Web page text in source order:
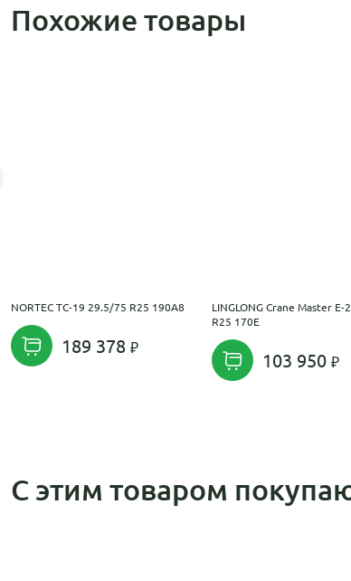
Похожие товары
NORTEC TC-19 29.5/75 R25 190A8
189 378
LINGLONG Crane Master E-
R25 170E
103 950
С этим товаром